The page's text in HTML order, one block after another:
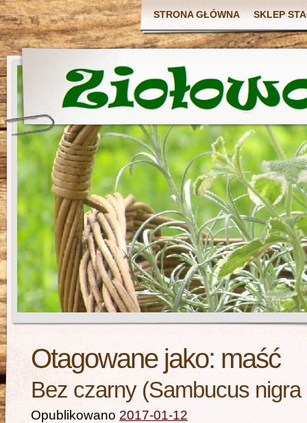
STRONA GŁÓWNA SKLEP
Otagowane jako: maść
Bez czarny (Sambucus nigra
Opublikowano 2017-01-12